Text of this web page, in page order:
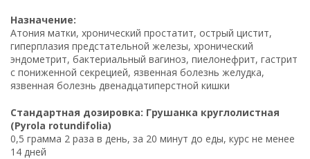
Назначение:
Атония матки, хронический простатит, острый цистит,
гиперплазия предстательной железы, хронический
эндометрит, бактериальный вагиноз, пиелонефрит, гастрит
с пониженной секрецией, язвенная болезнь желудка,
язвенная болезнь двенадцатиперстной кишки
Стандартная дозировка: Грушанка круглолистная
(Pyrola rotundifolia)
0,5 грамма 2 раза в день, за 20 минут до еды, курс не менее
14 дней